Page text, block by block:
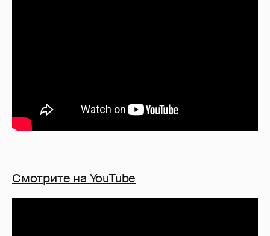
Смотрите на YouTube